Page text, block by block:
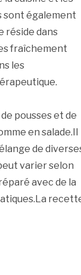
sont également
réside dans
fraîchement
les
pousses et de
en salade.Il
de
varier selon
avec de la